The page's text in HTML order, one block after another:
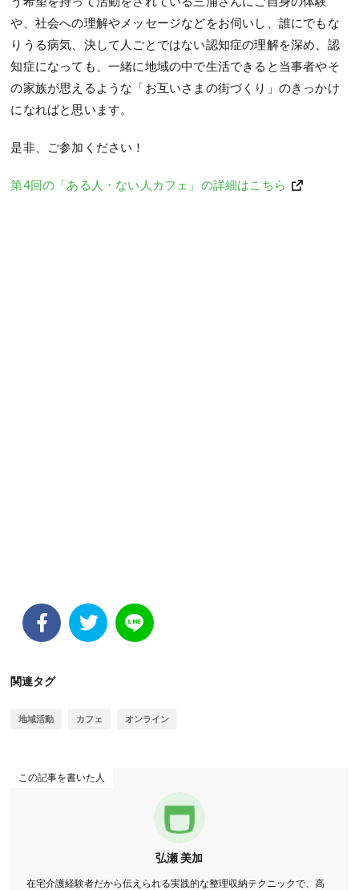
や、社会への理解やメッセージなどをお伺いし、誰にでもな
りうる病気、決して人ごとではない認知症の理解を深め、認
知症になっても、一緒に地域の中で生活できると当事者やそ
の家族が思えるような「お互いさまの街づくり」のきっかけ
になればと思います。
是非、ご参加ください！
第4回の「ある人・ない人カフェ」の詳細はこちら
関連タグ
地域活動 カフェ オンライン
この記事を書いた人
弘瀬 美加
在宅介護経験者だから伝えられる実践的な整理収納テクニックで、高